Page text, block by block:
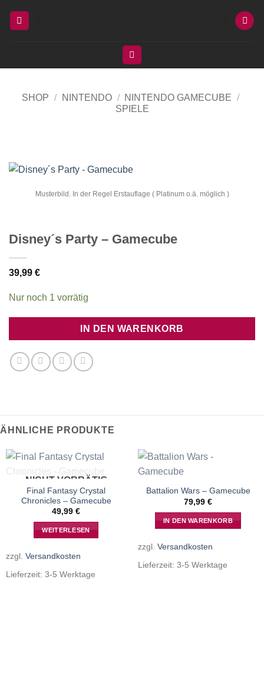
Inhalt
SHOP / NINTENDO / NINTENDO GAMECUBE /
SPIELE
Musterbild. In der Regel Erstauflage ( Platinum o.ä. möglich )
Disney´s Party – Gamecube
39,99 €
Nur noch 1 vorrätig
IN DEN WARENKORB
ÄHNLICHE PRODUKTE
NICHT VORRÄTIG
Final Fantasy Crystal
Chronicles – Gamecube
49,99 €
WEITERLESEN
zzgl. Versandkosten
Lieferzeit: 3-5 Werktage
Battalion Wars – Gamecube
79,99 €
IN DEN WARENKORB
zzgl. Versandkosten
Lieferzeit: 3-5 Werktage